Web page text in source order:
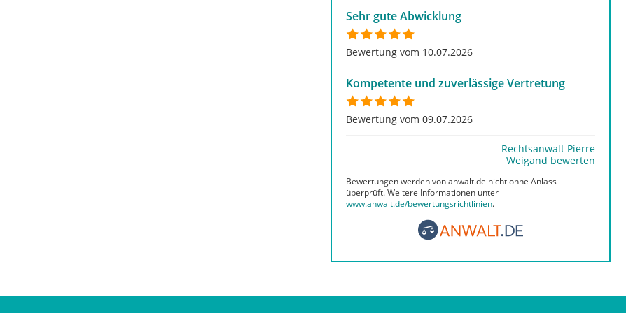
Sehr gute Abwicklung
Bewertung vom 10.07.2026
Kompetente und zuverlässige Vertretung
Bewertung vom 09.07.2026
Rechtsanwalt Pierre
Weigand bewerten
Bewertungen werden von anwalt.de nicht ohne Anlass
überprüft. Weitere Informationen unter
www.anwalt.de/bewertungsrichtlinien.